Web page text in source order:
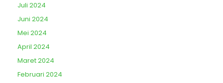
Juli 2024
Juni 2024
Mei 2024
April 2024
Maret 2024
Februari 2024